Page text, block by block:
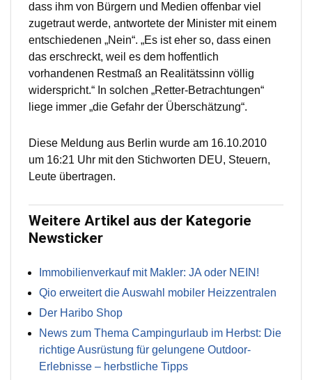
dass ihm von Bürgern und Medien offenbar viel
zugetraut werde, antwortete der Minister mit einem
entschiedenen „Nein“. „Es ist eher so, dass einen
das erschreckt, weil es dem hoffentlich
vorhandenen Restmaß an Realitätssinn völlig
widerspricht.“ In solchen „Retter-Betrachtungen“
liege immer „die Gefahr der Überschätzung“.
Diese Meldung aus Berlin wurde am 16.10.2010
um 16:21 Uhr mit den Stichworten DEU, Steuern,
Leute übertragen.
Weitere Artikel aus der Kategorie
Newsticker
Immobilienverkauf mit Makler: JA oder NEIN!
Qio erweitert die Auswahl mobiler Heizzentralen
Der Haribo Shop
News zum Thema Campingurlaub im Herbst: Die
richtige Ausrüstung für gelungene Outdoor-
Erlebnisse – herbstliche Tipps